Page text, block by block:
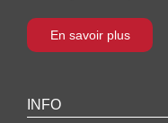
En savoir plus
INFO